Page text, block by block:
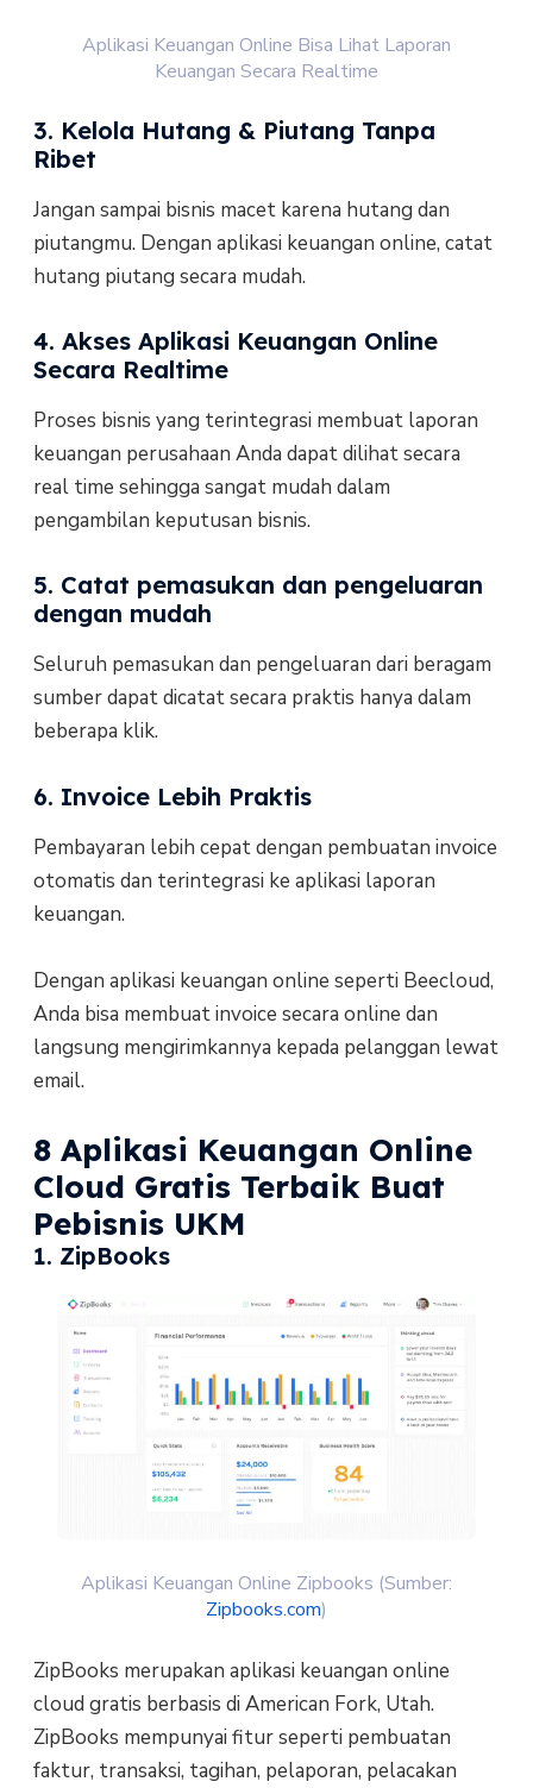
Aplikasi Keuangan Online Bisa Lihat Laporan
Keuangan Secara Realtime
3. Kelola Hutang & Piutang Tanpa
Ribet
Jangan sampai bisnis macet karena hutang dan
piutangmu. Dengan aplikasi keuangan online, catat
hutang piutang secara mudah.
4. Akses Aplikasi Keuangan Online
Secara Realtime
Proses bisnis yang terintegrasi membuat laporan
keuangan perusahaan Anda dapat dilihat secara
real time sehingga sangat mudah dalam
pengambilan keputusan bisnis.
5. Catat pemasukan dan pengeluaran
dengan mudah
Seluruh pemasukan dan pengeluaran dari beragam
sumber dapat dicatat secara praktis hanya dalam
beberapa klik.
6. Invoice Lebih Praktis
Pembayaran lebih cepat dengan pembuatan invoice
otomatis dan terintegrasi ke aplikasi laporan
keuangan.
Dengan aplikasi keuangan online seperti Beecloud,
Anda bisa membuat invoice secara online dan
langsung mengirimkannya kepada pelanggan lewat
email.
8 Aplikasi Keuangan Online
Cloud Gratis Terbaik Buat
Pebisnis UKM
1. ZipBooks
Aplikasi Keuangan Online Zipbooks (Sumber:
Zipbooks.com)
ZipBooks merupakan aplikasi keuangan online
cloud gratis berbasis di American Fork, Utah.
ZipBooks mempunyai fitur seperti pembuatan
faktur, transaksi, tagihan, pelaporan, pelacakan